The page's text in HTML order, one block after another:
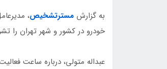
به گزارش مسترتشخیص،
خودرو در کشور و شهر تهران را
عبداله متولی، درباره ساعت